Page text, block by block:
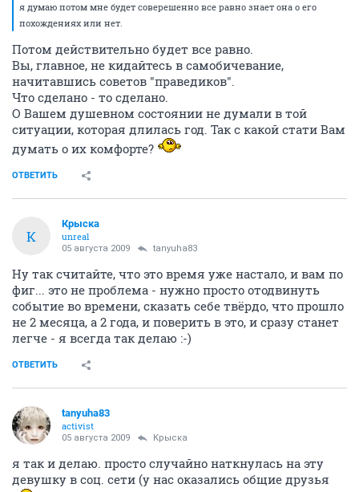
я думаю потом мне будет соверешенно все равно знает она о его
похождениях или нет.
Потом действительно будет все равно.
Вы, главное, не кидайтесь в самобичевание,
начитавшись советов "праведиков".
Что сделано - то сделано.
О Вашем душевном состоянии не думали в той
ситуации, которая длилась год. Так с какой стати Вам
думать о их комфорте?
ОТВЕТИТЬ
К
Крыска
unreal
05 августа 2009 tanyuha83
Ну так считайте, что это время уже настало, и вам по
фиг... это не проблема - нужно просто отодвинуть
событие во времени, сказать себе твёрдо, что прошло
не 2 месяца, а 2 года, и поверить в это, и сразу станет
легче - я всегда так делаю :-)
ОТВЕТИТЬ
tanyuha83
activist
05 августа 2009 Крыска
я так и делаю. просто случайно наткнулась на эту
девушку в соц. сети (у нас оказались общие друзья